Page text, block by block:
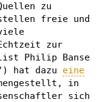
zu
freie und
zur
Philip Banse
hat dazu eine
in
sich